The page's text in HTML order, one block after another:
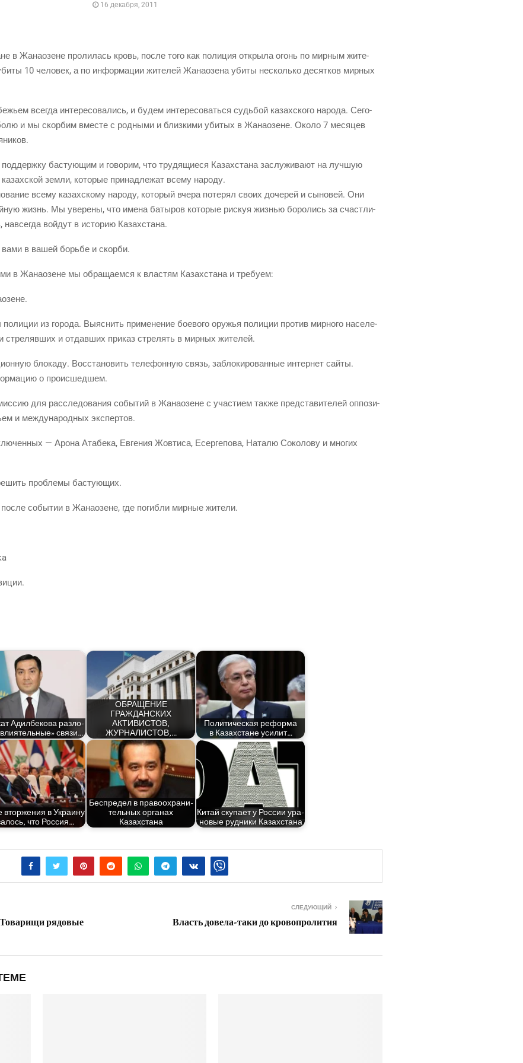
16 декабря, 2011
в Жана­о­зене про­ли­лась кровь, после того как поли­ция откры­ла огонь по мир­ным жите­
10 чело­век, а по инфор­ма­ции жите­лей Жана­о­зе­на уби­ты несколь­ко десят­ков мир­ных
все­гда инте­ре­со­ва­лись, и будем инте­ре­со­вать­ся судь­бой казах­ско­го наро­да. Сего­
и мы скор­бим вме­сте с род­ны­ми и близ­ки­ми уби­тых в Жана­о­зене. Око­ло 7 меся­цев
басту­ю­щим и гово­рим, что тру­дя­щи­е­ся Казах­ста­на заслу­жи­ва­ют на луч­шую
зем­ли, кото­рые при­над­ле­жат все­му народу.
все­му казах­ско­му наро­ду, кото­рый вче­ра поте­рял сво­их доче­рей и сыно­вей. Они
жизнь. Мы уве­ре­ны, что име­на баты­ров кото­рые рискуя жиз­нью боро­лись за счаст­ли­
вой­дут в исто­рию Казахстана.
в вашей борь­бе и скорби.
в Жана­о­зене мы обра­ща­ем­ся к вла­стям Казах­ста­на и требуем:
из горо­да. Выяс­нить при­ме­не­ние бое­во­го ору­жья поли­ции про­тив мир­но­го насе­ле­
стре­ляв­ших и отдав­ших при­каз стре­лять в мир­ных жителей.
бло­ка­ду. Вос­ста­но­вить теле­фон­ную связь, забло­ки­ро­ван­ные интер­нет сай­ты.
о происшедшем.
для рас­сле­до­ва­ния собы­тий в Жана­о­зене с уча­сти­ем так­же пред­ста­ви­те­лей оппо­зи­
и меж­ду­на­род­ных экспертов.
— Аро­на Ата­бе­ка, Евге­ния Жовти­са, Есер­ге­по­ва, Ната­лю Соко­ло­ву и мно­гих
про­бле­мы бастующих.
собы­тии в Жана­о­зене, где погиб­ли мир­ные жители.
Адил­бе­ко­ва раз­ло­
связи…
ОБРАЩЕНИЕ
ГРАЖДАНСКИХ
АКТИВИСТОВ,
ЖУРНАЛИСТОВ,…
Поли­ти­че­ская рефор­ма
в Казах­стане усилит…
втор­же­ния в Укра­и­ну
что Россия…
Бес­пре­дел в пра­во­охра­ни­
тель­ных орга­нах
Казахстана
Китай ску­па­ет у Рос­сии ура­
но­вые руд­ни­ки Казахстана
рядовые
СЛЕДУЮЩИЙ
Власть довела-таки до кровопролития